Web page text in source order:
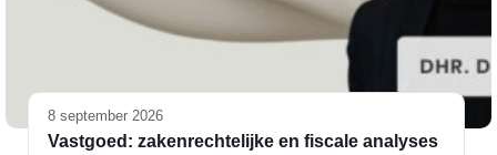
8 september 2026
Vastgoed: zakenrechtelijke en fiscale analyses